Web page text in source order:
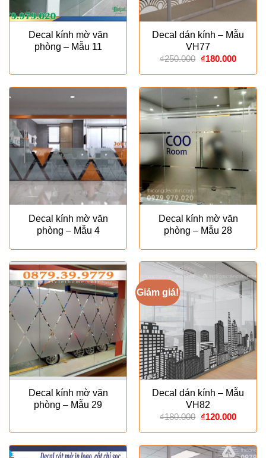
Decal kính mờ văn
phòng – Mẫu 11
Decal dán kính – Mẫu
VH77
₫250.000 Giá
là:
₫250.000.
₫180.000Giá
tại
là:
Decal kính mờ văn
phòng – Mẫu 4
Decal kính mờ văn
phòng – Mẫu 28
Decal kính mờ văn
phòng – Mẫu 29
Giảm giá!
Decal dán kính – Mẫu
VH82
₫180.000 Giá
là:
₫180.000.
₫120.000Giá
tại
là: